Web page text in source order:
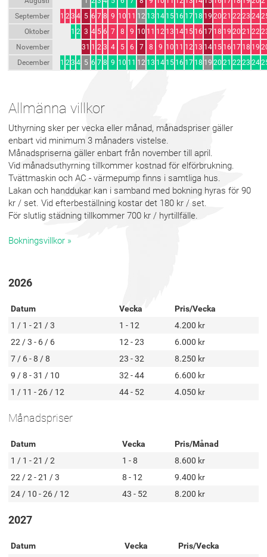
September
1 23 4 5 6 7 8 9 10 11 12 13 14 15 16 17 18 19 20 21 2223 24
Oktober
1 2 3 4 5 6 7 8 9 10 11 12 13 14 15 16 17 18 19 20 21 22
November
31 1 2 3 4 5 6 7 8 9 10 11 12 13 14 15 16 17 18 19
December
1 23 4 5 6 7 8 9 10 11 12 13 14 15 16 17 18 19 20 21 2223 24
Allmänna villkor
Uthyrning sker per vecka eller månad, månadspriser gäller
enbart vid minimum 3 månaders vistelse.
Månadspriserna gäller enbart från november till april.
Vid månadsuthyrning tillkommer kostnad för elförbrukning.
Tvättmaskin och AC - värmepump finns i samtliga hus.
Lakan och handdukar kan i samband med bokning hyras för 90
kr / set. Vid efterbeställning kostar det 180 kr / set.
För slutlig städning tillkommer 700 kr / hyrtillfälle.
Bokningsvillkor »
2026
Datum Vecka
Pris/Vecka
1 / 1 - 21 / 3
1 - 12
4.200 kr
22 / 3 - 6 / 6
12 - 23
6.000 kr
7 / 6 - 8 / 8
23 - 32
8.250 kr
9 / 8 - 31 / 10
32 - 44
6.600 kr
1 / 11 - 26 / 12
44 - 52 4.050 kr
Månadspriser
Datum Vecka
Pris/Månad
1 / 1 - 21 / 2
1 - 8
8.600 kr
22 / 2 - 21 / 3
8 - 12
9.400 kr
24 / 10 - 26 / 12
43 - 52 8.200 kr
2027
Datum Vecka
Pris/Vecka